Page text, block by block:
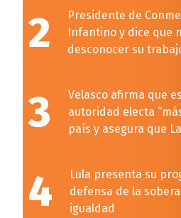
2
Presidente de
Infantino y dice que
desconocer su
3
Velasco afirma que
autoridad electa
país y asegura que
4
Lula presenta su
defensa de la
igualdad